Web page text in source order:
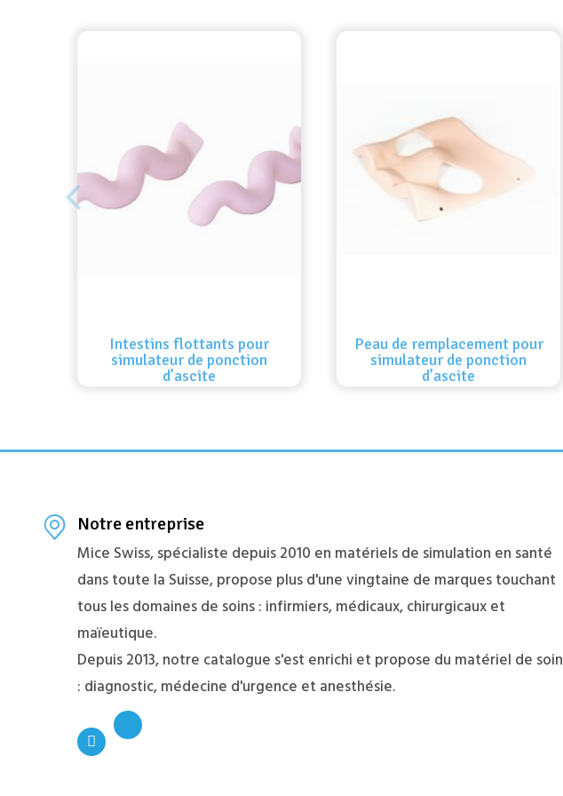
Intestins flottants pour
simulateur de ponction
d’ascite
Peau de remplacement pour
simulateur de ponction
d’ascite
Notre entreprise
Mice Swiss, spécialiste depuis 2010 en matériels de simulation en santé
dans toute la Suisse, propose plus d'une vingtaine de marques touchant
tous les domaines de soins : infirmiers, médicaux, chirurgicaux et
maïeutique.
Depuis 2013, notre catalogue s'est enrichi et propose du matériel de soin
: diagnostic, médecine d'urgence et anesthésie.